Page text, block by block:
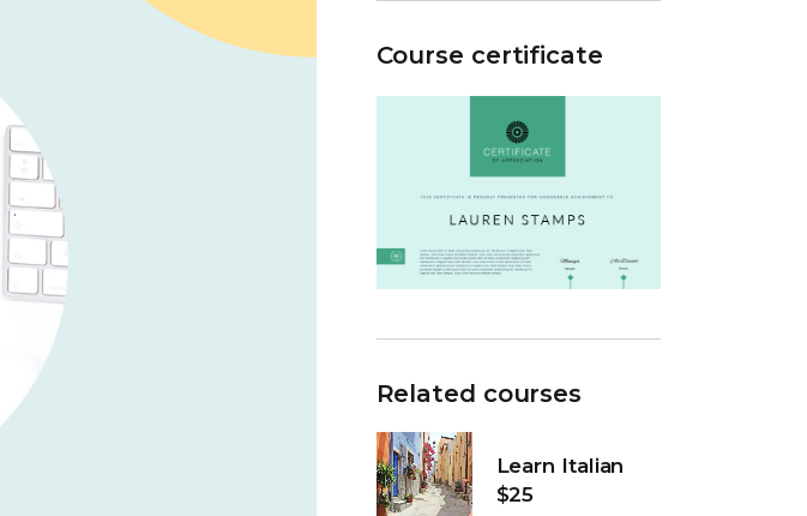
Course certificate
Related courses
Learn Italian
$25